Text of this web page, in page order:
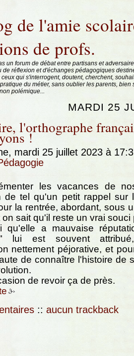
de l'amie
de profs.
un forum de débat entre partisans et
de réflexion et d'échanges pédagogiques
qui s'interrogent, doutent, cherchent,
du métier, sans oublier les parents, bien
polémique...
MARDI 25
l'orthographe
!
mardi 25 juillet 2023 à
les vacances de
de tel qu'un petit rappel sur
la rentrée, abordant, sous
sait qu'il reste un vrai
qu'elle a mauvaise
lui est souvent
nettement péjorative, et
de connaître l'histoire de
de revoir ça de près.
:: aucun trackback